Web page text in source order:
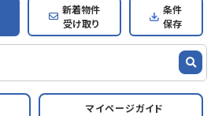
新着物件
受け取り
条件
保存
マイページガイド